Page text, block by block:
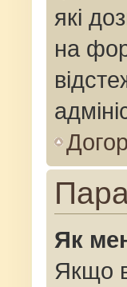
які
на
Як
Якщо